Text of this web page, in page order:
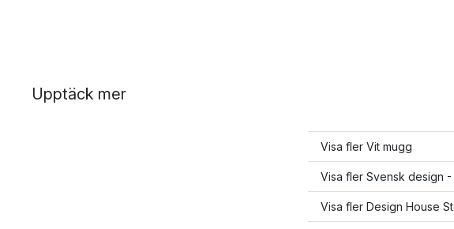
Upptäck mer
Visa fler Vit mugg
Visa fler Svensk design
Visa fler Design House